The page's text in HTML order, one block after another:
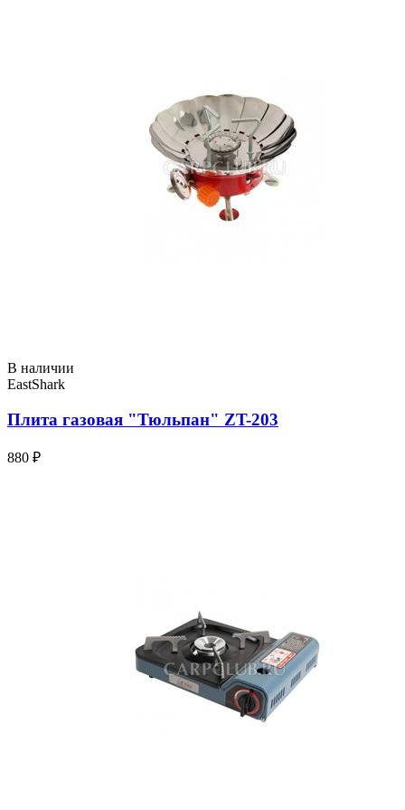
В наличии
EastShark
Плита газовая "Тюльпан" ZT-203
880 ₽